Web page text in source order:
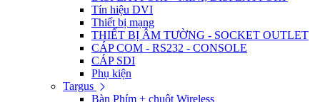
Tín hiệu DVI
Thiết bị mạng
THIẾT BỊ ÂM TƯỜNG - SOCKET OUTLET
CÁP COM - RS232 - CONSOLE
CÁP SDI
Phụ kiện
Targus
Bàn Phím + chuột Wireless